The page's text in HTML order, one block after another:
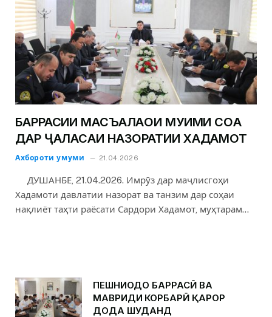
БАРРАСИИ МАСЪАЛАҲОИ МУҲИМИ СОҲА
ДАР ҶАЛАСАИ НАЗОРАТИИ ХАДАМОТ
Ахбороти умуми 21.04.2026
ДУШАНБЕ, 21.04.2026. Имрӯз дар маҷлисгоҳи
Хадамоти давлатии назорат ва танзим дар соҳаи
нақлиёт таҳти раёсати Сардори Хадамот, муҳтарам…
ПЕШНИҲОДҲО БАРРАСӢ ВА
МАВРИДИ КОРБАРӢ ҚАРОР
ДОДА ШУДАНД